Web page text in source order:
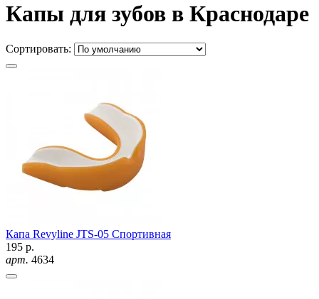
Капы для зубов в Краснодаре
Сортировать:
Капа Revyline JTS-05 Спортивная
195 р.
арт. 4634